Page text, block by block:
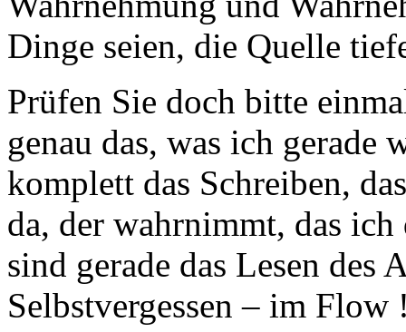
Dinge seien, die Quelle
Prüfen Sie doch bitte
genau das, was ich gerade
komplett das Schreiben,
da, der wahrnimmt, das
sind gerade das Lesen des
Selbstvergessen – im Flow